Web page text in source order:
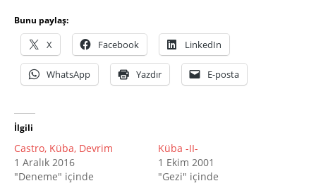
Bunu paylaş:
X Facebook LinkedIn
WhatsApp Yazdır E-posta
İlgili
Castro, Küba, Devrim
1 Aralık 2016
"Deneme" içinde
Küba -II-
1 Ekim 2001
"Gezi" içinde